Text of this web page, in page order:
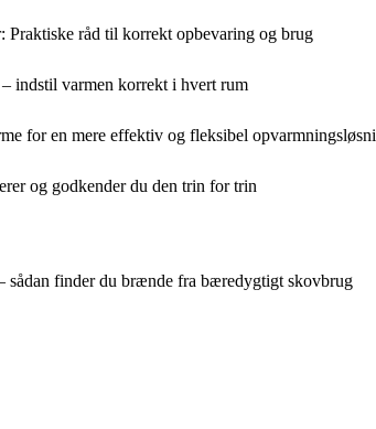
råd til korrekt opbevaring og brug
indstil varmen korrekt i hvert rum
for en mere effektiv og fleksibel
og godkender du den trin for trin
finder du brænde fra bæredygtigt skovbrug